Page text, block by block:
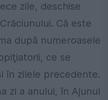
zile, deschise
Că este
după numeroasele
ce se
în zilele precedente.
zi a anului, în Ajunul